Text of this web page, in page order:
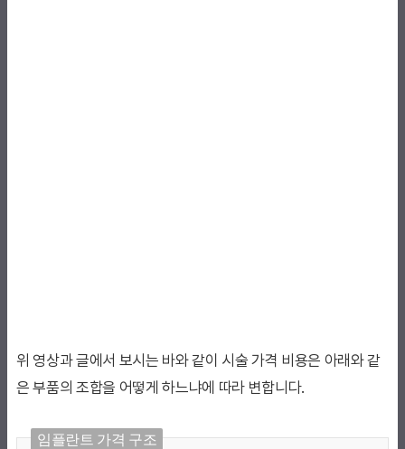
위 영상과 글에서 보시는 바와 같이 시술 가격 비용은 아래와 같
은 부품의 조합을 어떻게 하느냐에 따라 변합니다.
임플란트 가격 구조